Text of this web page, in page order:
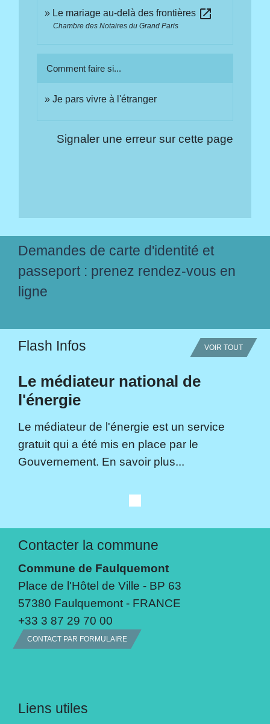
Le mariage au-delà des frontières open_in_new
Chambre des Notaires du Grand Paris
Comment faire si...
Je pars vivre à l'étranger
Signaler une erreur sur cette page
Demandes de carte d'identité et
passeport : prenez rendez-vous en
ligne
Flash Infos VOIR TOUT
Le médiateur national de
l'énergie
Le médiateur de l'énergie est un service
gratuit qui a été mis en place par le
Gouvernement. En savoir plus...
Contacter la commune
Commune de Faulquemont
Place de l'Hôtel de Ville - BP 63
57380 Faulquemont - FRANCE
+33 3 87 29 70 00
CONTACT PAR FORMULAIRE
Liens utiles